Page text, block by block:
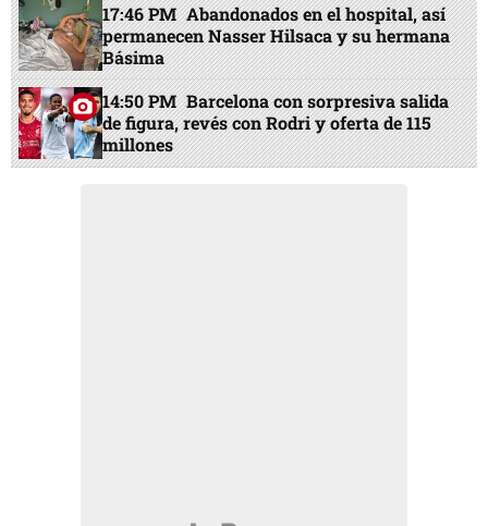
17:46 PM Abandonados en el hospital, así
permanecen Nasser Hilsaca y su hermana
Básima
14:50 PM Barcelona con sorpresiva salida
de figura, revés con Rodri y oferta de 115
millones